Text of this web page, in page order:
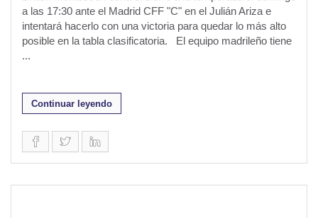
a las 17:30 ante el Madrid CFF "C" en el Julián Ariza e
intentará hacerlo con una victoria para quedar lo más alto
posible en la tabla clasificatoria. El equipo madrileño tiene
...
Continuar leyendo